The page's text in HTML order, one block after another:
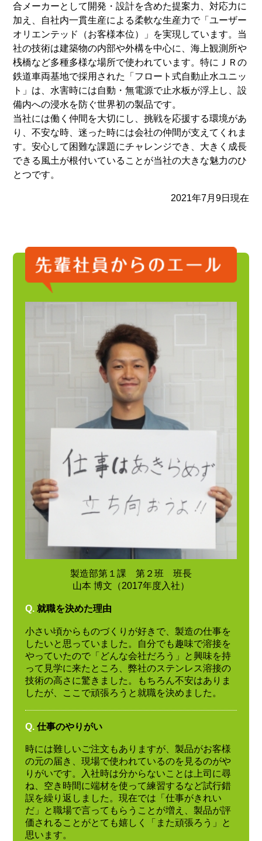
合メーカーとして開発・設計を含めた提案力、対応力に
加え、自社内一貫生産による柔軟な生産力で「ユーザー
オリエンテッド（お客様本位）」を実現しています。当
社の技術は建築物の内部や外構を中心に、海上観測所や
桟橋など多種多様な場所で使われています。特にＪＲの
鉄道車両基地で採用された「フロート式自動止水ユニッ
ト」は、水害時には自動・無電源で止水板が浮上し、設
備内への浸水を防ぐ世界初の製品です。
当社には働く仲間を大切にし、挑戦を応援する環境があ
り、不安な時、迷った時には会社の仲間が支えてくれま
す。安心して困難な課題にチャレンジでき、大きく成長
できる風土が根付いていることが当社の大きな魅力のひ
とつです。
2021年7月9日現在
製造部第１課 第２班 班長
山本 博文（2017年度入社）
Q. 就職を決めた理由
小さい頃からものづくりが好きで、製造の仕事を
したいと思っていました。自分でも趣味で溶接を
やっていたので「どんな会社だろう」と興味を持
って見学に来たところ、弊社のステンレス溶接の
技術の高さに驚きました。もちろん不安はありま
したが、ここで頑張ろうと就職を決めました。
Q. 仕事のやりがい
時には難しいご注文もありますが、製品がお客様
の元の届き、現場で使われているのを見るのがや
りがいです。入社時は分からないことは上司に尋
ね、空き時間に端材を使って練習するなど試行錯
誤を繰り返しました。現在では「仕事がきれい
だ」と職場で言ってもらうことが増え、製品が評
価されることがとても嬉しく「また頑張ろう」と
思います。